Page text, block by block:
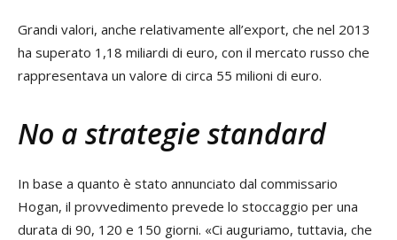
Grandi valori, anche relativamente all’export, che nel 2013
ha superato 1,18 miliardi di euro, con il mercato russo che
rappresentava un valore di circa 55 milioni di euro.
No a strategie standard
In base a quanto è stato annunciato dal commissario
Hogan, il provvedimento prevede lo stoccaggio per una
durata di 90, 120 e 150 giorni. «Ci auguriamo, tuttavia, che